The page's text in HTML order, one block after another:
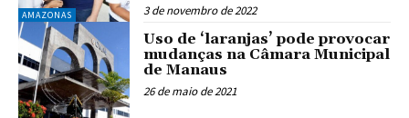
AMAZONAS 3 de novembro de 2022
Uso de ‘laranjas’ pode provocar
mudanças na Câmara Municipal
de Manaus
26 de maio de 2021